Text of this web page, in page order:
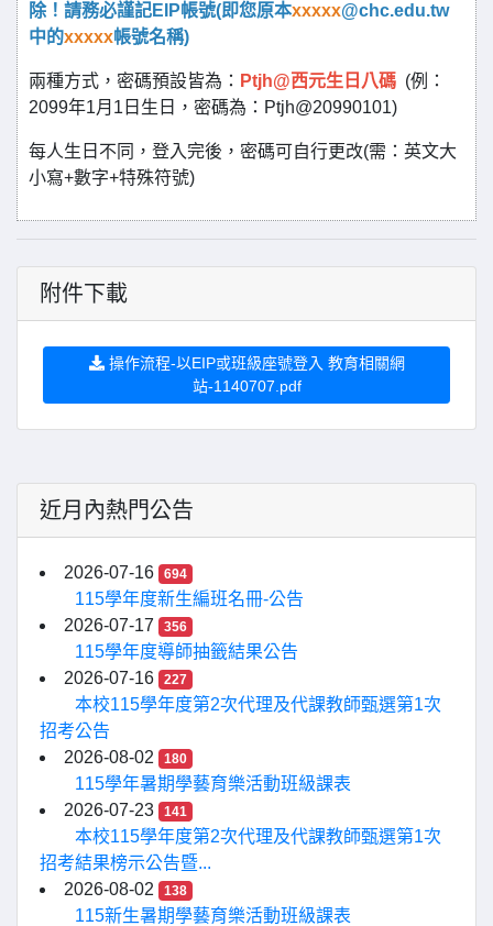
除！請務必謹記EIP帳號(即您原本xxxxx@chc.edu.tw
中的xxxxx帳號名稱)
兩種方式，密碼預設皆為： Ptjh@西元生日八碼 (例：
2099年1月1日生日，密碼為：Ptjh@20990101)
每人生日不同，登入完後，密碼可自行更改(需：英文大
小寫+數字+特殊符號)
附件下載
操作流程-以EIP或班級座號登入 教育相關網
站-1140707.pdf
近月內熱門公告
2026-07-16 694
115學年度新生編班名冊-公告
2026-07-17
356
115學年度導師抽籤結果公告
2026-07-16
227
本校115學年度第2次代理及代課教師甄選第1次
招考公告
2026-08-02
180
115學年暑期學藝育樂活動班級課表
2026-07-23
141
本校115學年度第2次代理及代課教師甄選第1次
招考結果榜示公告暨...
2026-08-02
138
115新生暑期學藝育樂活動班級課表